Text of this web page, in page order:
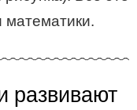
развивают